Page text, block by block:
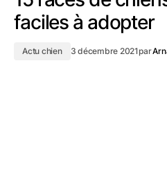
faciles à adopter
Actu chien 3 décembre 2021par